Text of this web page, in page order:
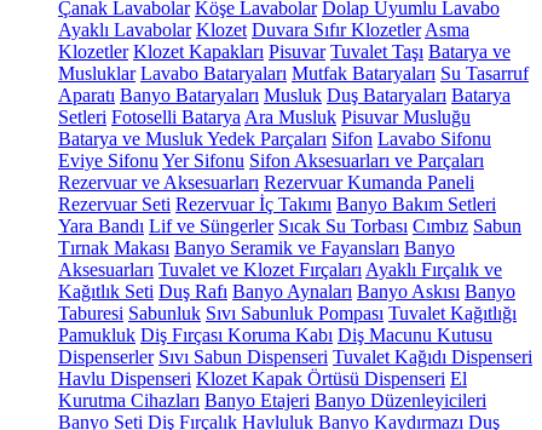
Çanak Lavabolar Köşe Lavabolar Dolap Uyumlu Lavabo
Ayaklı Lavabolar Klozet Duvara Sıfır Klozetler Asma
Klozetler Klozet Kapakları Pisuvar Tuvalet Taşı Batarya ve
Musluklar Lavabo Bataryaları Mutfak Bataryaları Su Tasarruf
Aparatı Banyo Bataryaları Musluk Duş Bataryaları Batarya
Setleri Fotoselli Batarya Ara Musluk Pisuvar Musluğu
Batarya ve Musluk Yedek Parçaları Sifon Lavabo Sifonu
Eviye Sifonu Yer Sifonu Sifon Aksesuarları ve Parçaları
Rezervuar ve Aksesuarları Rezervuar Kumanda Paneli
Rezervuar Seti Rezervuar İç Takımı Banyo Bakım Setleri
Yara Bandı Lif ve Süngerler Sıcak Su Torbası Cımbız Sabun
Tırnak Makası Banyo Seramik ve Fayansları Banyo
Aksesuarları Tuvalet ve Klozet Fırçaları Ayaklı Fırçalık ve
Kağıtlık Seti Duş Rafı Banyo Aynaları Banyo Askısı Banyo
Taburesi Sabunluk Sıvı Sabunluk Pompası Tuvalet Kağıtlığı
Pamukluk Diş Fırçası Koruma Kabı Diş Macunu Kutusu
Dispenserler Sıvı Sabun Dispenseri Tuvalet Kağıdı Dispenseri
Havlu Dispenseri Klozet Kapak Örtüsü Dispenseri El
Kurutma Cihazları Banyo Etajeri Banyo Düzenleyicileri
Banyo Seti Diş Fırçalık Havluluk Banyo Kaydırmazı Duş